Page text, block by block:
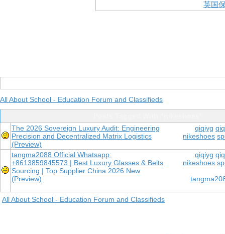
英国
All About School - Education Forum and Classifieds
qiqiyg
nikeshoes
The 2026 Sovereign Luxury Audit: Engineering
Precision and Decentralized Matrix Logistics
(Preview)
qiqiyg
nikeshoes
tangma2088 Official Whatsapp:
+8613859845573 | Best Luxury Glasses & Belts
Sourcing | Top Supplier China 2026 New
(Preview)
All About School - Education Forum and Classifieds